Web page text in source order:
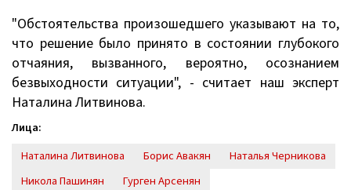
"Обстоятельства произошедшего указывают на то,
что решение было принято в состоянии глубокого
отчаяния, вызванного, вероятно, осознанием
безвыходности ситуации", - считает наш эксперт
Наталина Литвинова.
Лица:
Наталина Литвинова
Борис Авакян
Наталья Черникова
Никола Пашинян
Гурген Арсенян